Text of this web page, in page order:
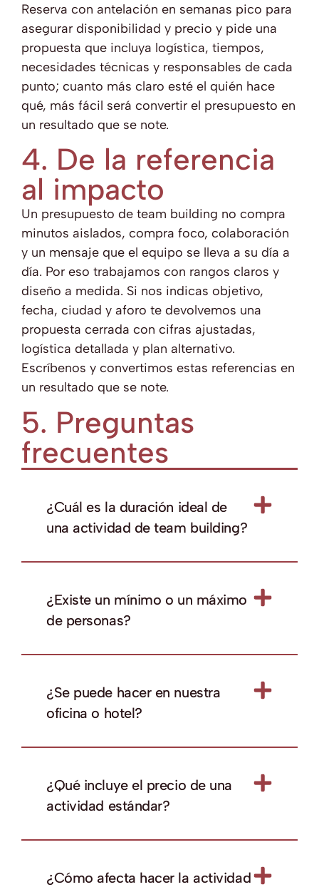
Reserva con antelación en semanas pico para
asegurar disponibilidad y precio y pide una
propuesta que incluya logística, tiempos,
necesidades técnicas y responsables de cada
punto; cuanto más claro esté el quién hace
qué, más fácil será convertir el presupuesto en
un resultado que se note.
4. De la referencia
al impacto
Un presupuesto de team building no compra
minutos aislados, compra foco, colaboración
y un mensaje que el equipo se lleva a su día a
día. Por eso trabajamos con rangos claros y
diseño a medida. Si nos indicas objetivo,
fecha, ciudad y aforo te devolvemos una
propuesta cerrada con cifras ajustadas,
logística detallada y plan alternativo.
Escríbenos y convertimos estas referencias en
un resultado que se note.
5. Preguntas
frecuentes
¿Cuál es la duración ideal de
una actividad de team building?
¿Existe un mínimo o un máximo
de personas?
¿Se puede hacer en nuestra
oficina o hotel?
¿Qué incluye el precio de una
actividad estándar?
¿Cómo afecta hacer la actividad